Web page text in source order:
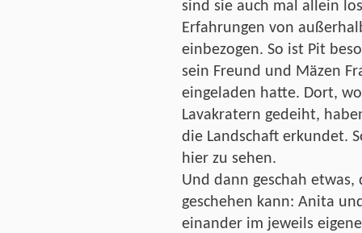
sind sie auch mal allein
Erfahrungen von
einbezogen. So ist Pit
sein Freund und Mäzen
eingeladen hatte. Dort,
Lavakratern gedeiht,
die Landschaft erkundet.
hier zu sehen.
Und dann geschah
geschehen kann: Anita
einander im jeweils